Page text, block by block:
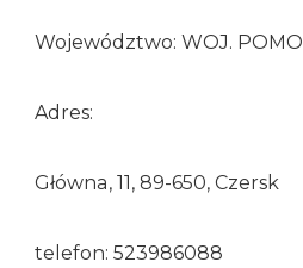
Województwo: WOJ.
Adres:
Główna, 11, 89-650, Czersk
telefon: 523986088